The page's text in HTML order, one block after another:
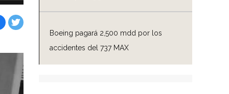
Boeing pagará 2,500 mdd por los
accidentes del 737 MAX